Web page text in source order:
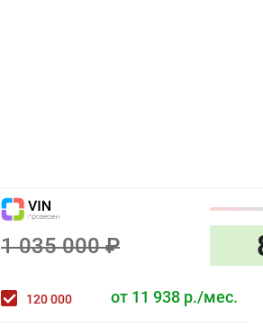
1 035 000 ₽
120 000 от 11 938 р./мес.